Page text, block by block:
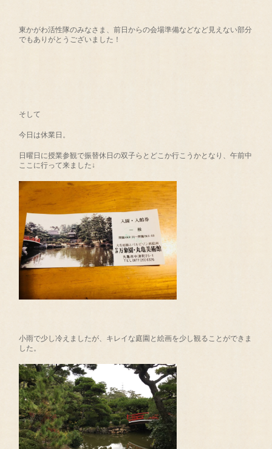
東かがわ活性隊のみなさま、前日からの会場準備などなど見えない部分
でもありがとうございました！
そして
今日は休業日。
日曜日に授業参観で振替休日の双子らとどこか行こうかとなり、午前中
ここに行って来ました↓
小雨で少し冷えましたが、キレイな庭園と絵画を少し観ることができま
した。